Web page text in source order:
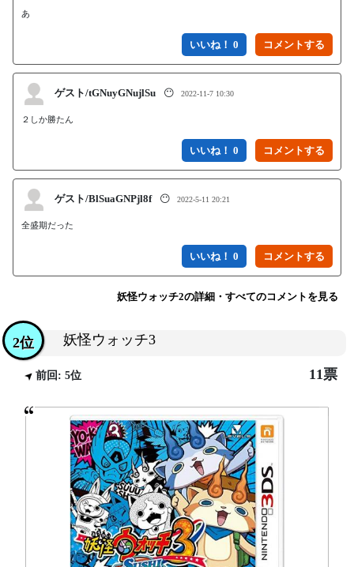
あ
いいね！ 0
ゲスト/tGNuyGNujlSu 😶 2022-11-7 10:30
２しか勝たん
いいね！ 0
ゲスト/BlSuaGNPjl8f 😶 2022-5-11 20:21
全盛期だった
いいね！ 0
妖怪ウォッチ2の詳細・すべてのコメントを見る
妖怪ウォッチ3
2位
前回: 5位 11票